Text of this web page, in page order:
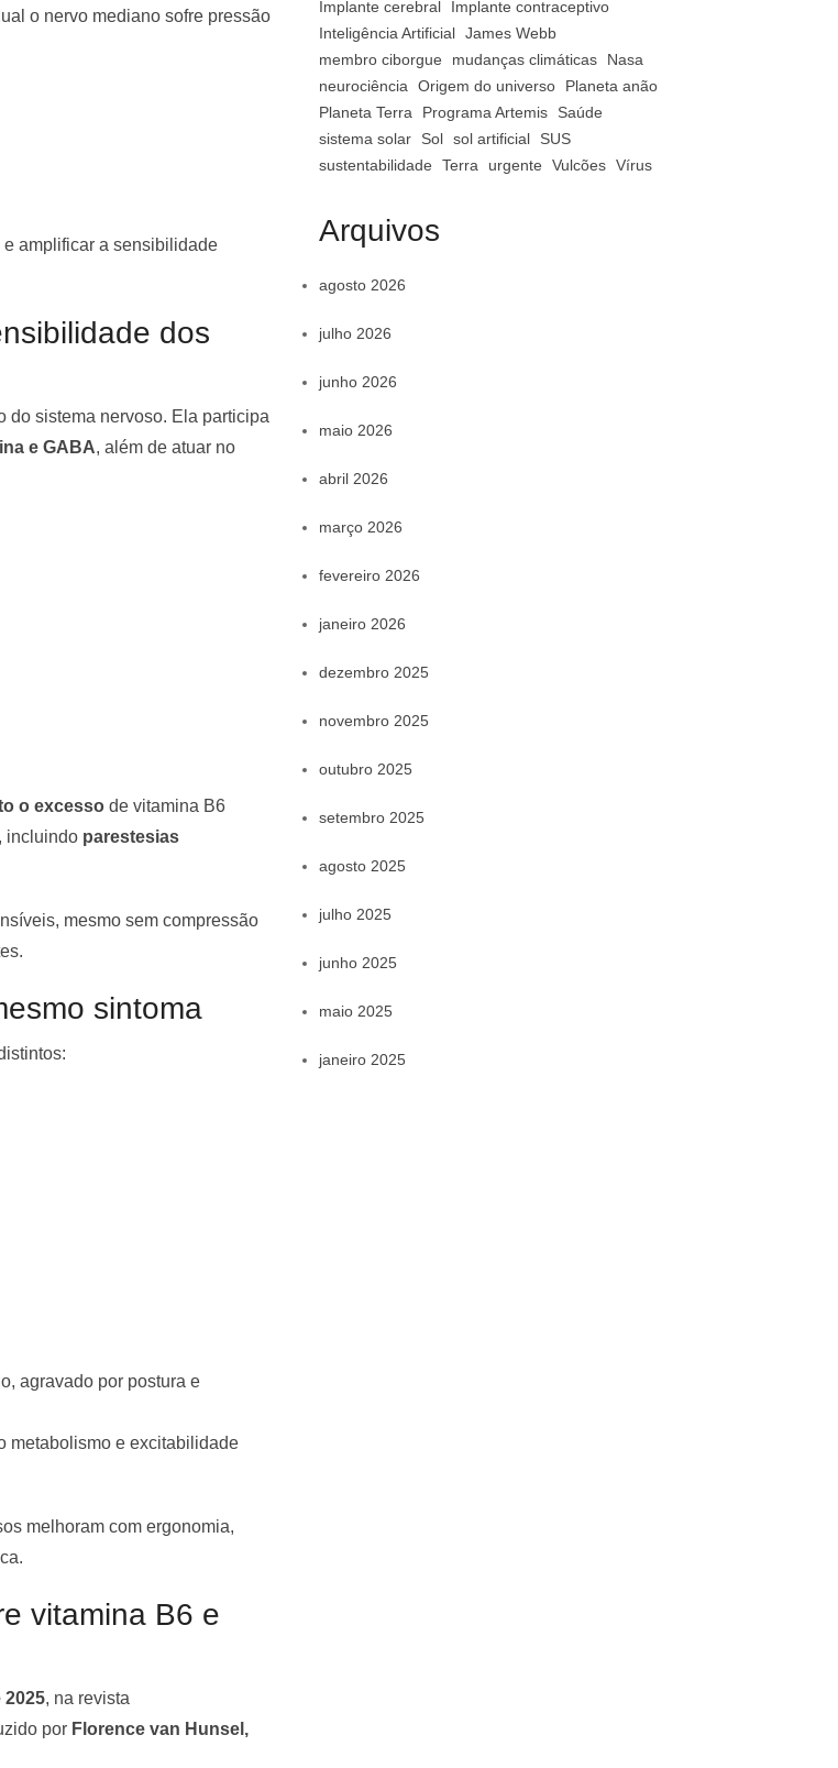
o nervo mediano sofre pressão
amplificar a sensibilidade
dos
do sistema nervoso. Ela participa
e GABA, além de atuar no
o excesso de vitamina B6
incluindo parestesias
mesmo sem compressão
sintoma
agravado por postura e
metabolismo e excitabilidade
melhoram com ergonomia,
vitamina B6 e
2025, na revista
por Florence van Hunsel,
Implante cerebral
Implante contraceptivo
Inteligência Artificial James Webb
membro ciborgue
mudanças climáticas
Nasa
neurociência
Origem do universo
Planeta anão
Planeta Terra
Programa Artemis
Saúde
sistema solar
Sol sol artificial
SUS
sustentabilidade
Terra urgente Vulcões Vírus
Arquivos
agosto 2026
julho 2026
junho 2026
maio 2026
abril 2026
março 2026
fevereiro 2026
janeiro 2026
dezembro 2025
novembro 2025
outubro 2025
setembro 2025
agosto 2025
julho 2025
junho 2025
maio 2025
janeiro 2025